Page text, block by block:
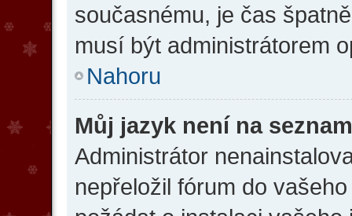
současnému, je čas
musí být administrátorem
Nahoru
Můj jazyk není na
Administrátor
nepřeložil fórum do